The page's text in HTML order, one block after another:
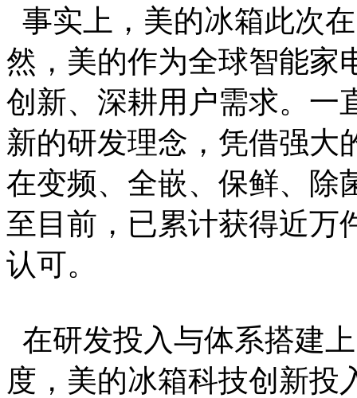
事实上，美的冰箱此次
然，美的作为全球智能家
创新、深耕用户需求。一
新的研发理念，凭借强大
在变频、全嵌、保鲜、除
至目前，已累计获得近万
认可。
在研发投入与体系搭建
度，美的冰箱科技创新投